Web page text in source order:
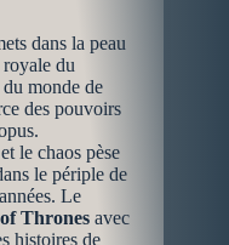
dans la peau
royale du
monde de
des pouvoirs
le chaos pèse
le périple de
Le
Thrones avec
histoires de